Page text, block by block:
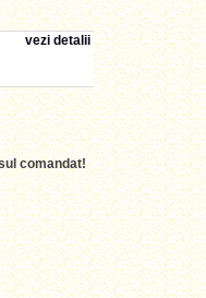
vezi detalii
comandat!